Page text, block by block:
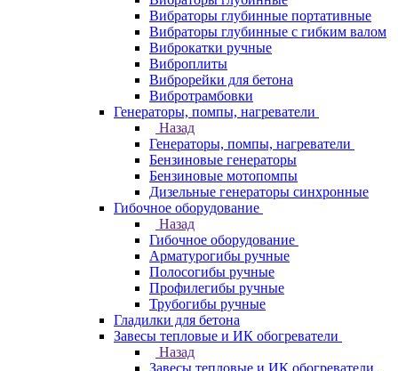
Вибраторы глубинные портативные
Вибраторы глубинные с гибким валом
Виброкатки ручные
Виброплиты
Виброрейки для бетона
Вибротрамбовки
Генераторы, помпы, нагреватели
Назад
Генераторы, помпы, нагреватели
Бензиновые генераторы
Бензиновые мотопомпы
Дизельные генераторы синхронные
Гибочное оборудование
Назад
Гибочное оборудование
Арматурогибы ручные
Полосогибы ручные
Профилегибы ручные
Трубогибы ручные
Гладилки для бетона
Завесы тепловые и ИК обогреватели
Назад
Завесы тепловые и ИК обогреватели